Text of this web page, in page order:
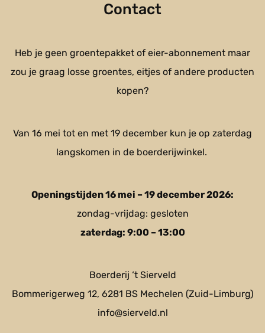
Contact
Heb je geen groentepakket of eier-abonnement maar
zou je graag losse groentes, eitjes of andere producten
kopen?
Van 16 mei tot en met 19 december kun je op zaterdag
langskomen in de boerderijwinkel.
Openingstijden 16 mei – 19 december 2026:
zondag-vrijdag: gesloten
zaterdag: 9:00 – 13:00
Boerderij ‘t Sierveld
Bommerigerweg 12, 6281 BS Mechelen (Zuid-Limburg)
info@sierveld.nl